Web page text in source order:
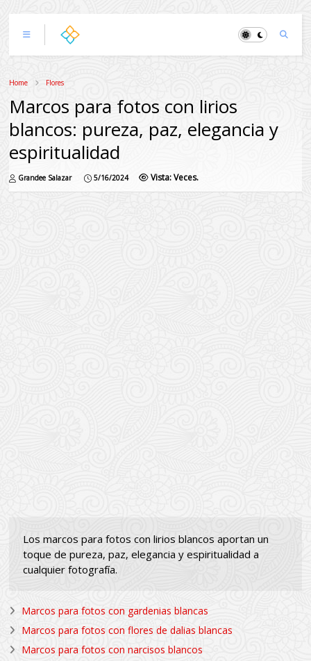
Home Flores
Marcos para fotos con lirios
blancos: pureza, paz, elegancia y
espiritualidad
Grandee Salazar 5/16/2024 Vista:Veces.
Los marcos para fotos con lirios blancos aportan un
toque de pureza, paz, elegancia y espiritualidad a
cualquier fotografía.
Marcos para fotos con gardenias blancas
Marcos para fotos con flores de dalias blancas
Marcos para fotos con narcisos blancos